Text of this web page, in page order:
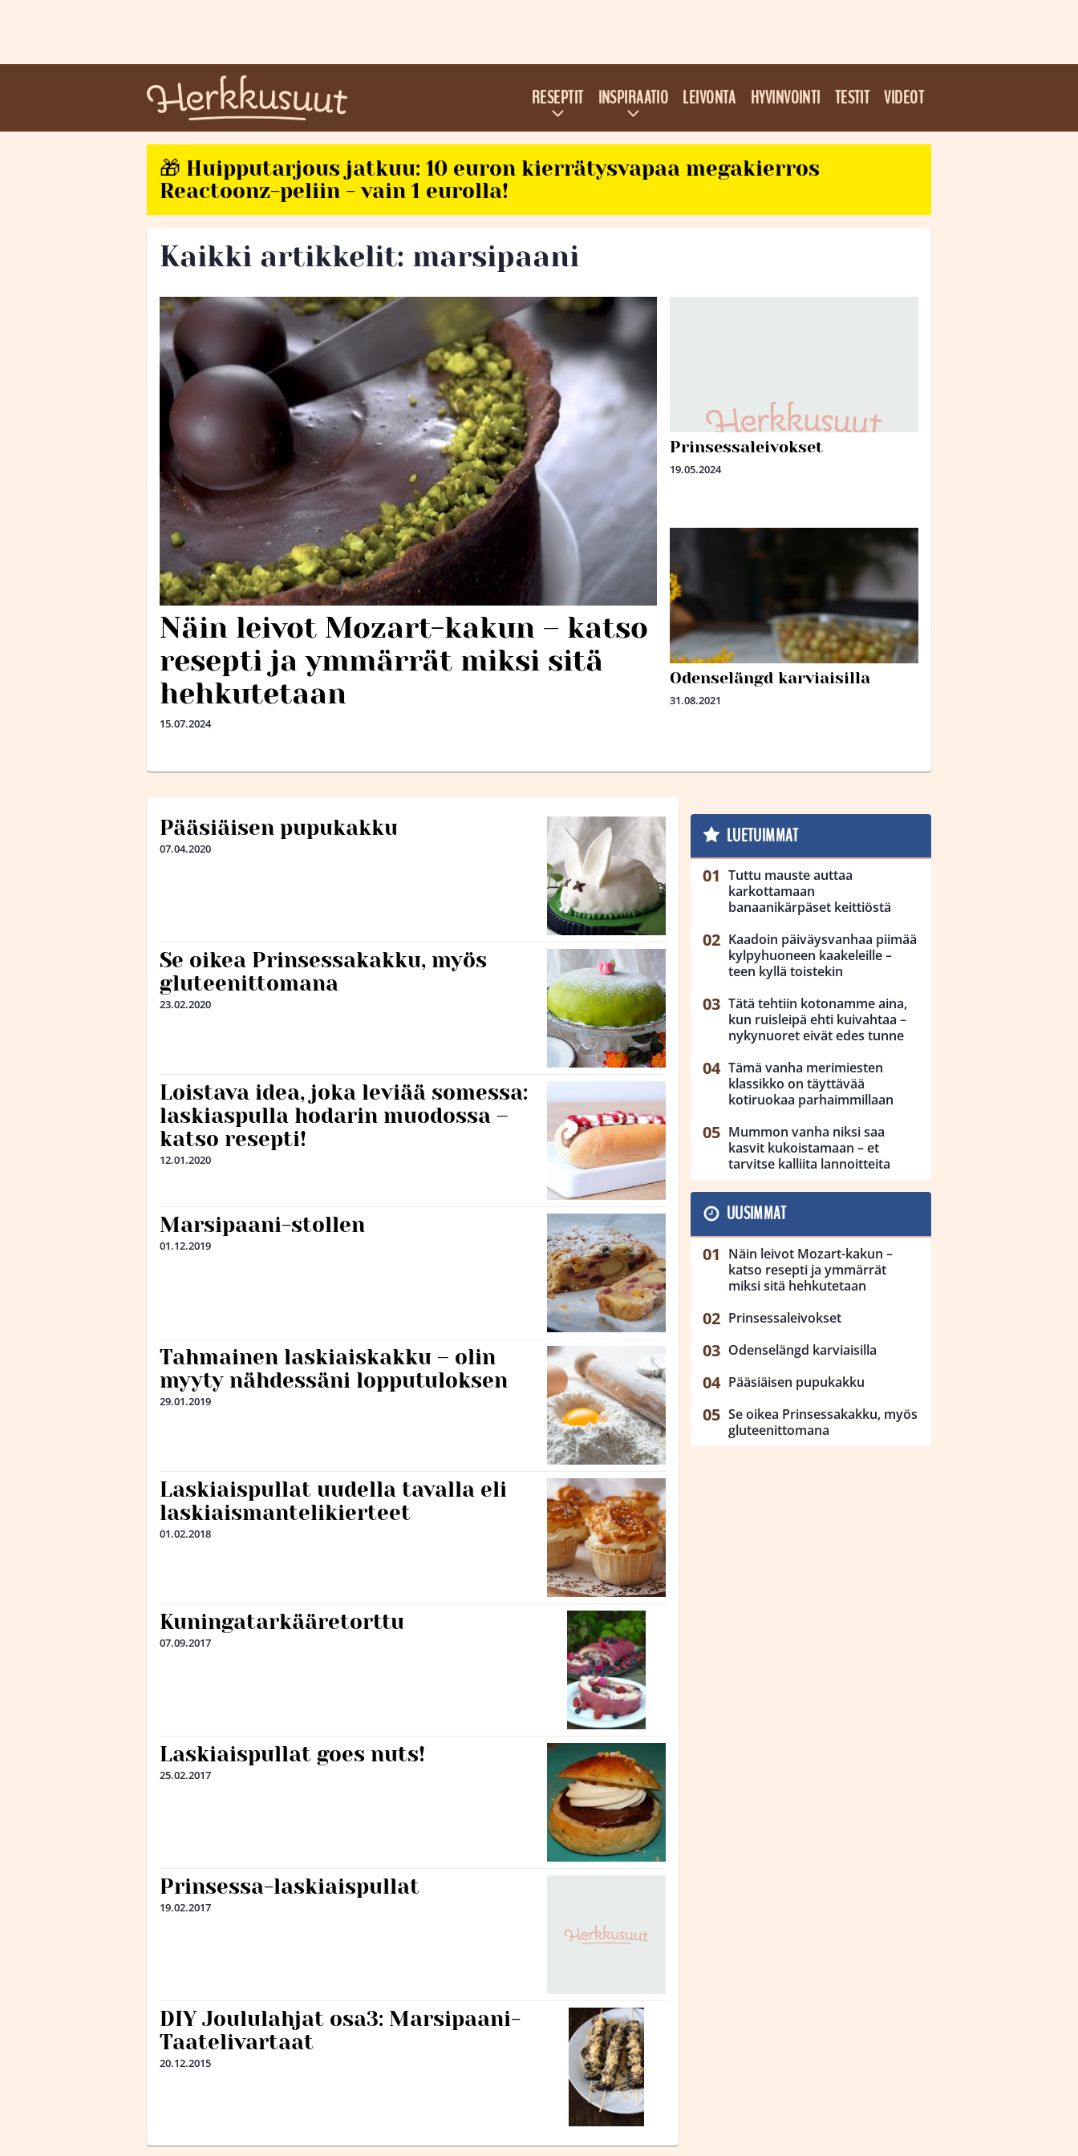
RESEPTIT INSPIRAATIO LEIVONTA HYVINVOINTI TESTIT VIDEOT
🎁 Huipputarjous jatkuu: 10 euron kierrätysvapaa megakierros
Reactoonz-peliin - vain 1 eurolla!
Kaikki artikkelit: marsipaani
Näin leivot Mozart-kakun – katso
resepti ja ymmärrät miksi sitä
hehkutetaan
15.07.2024
Prinsessaleivokset
19.05.2024
Odenselängd karviaisilla
31.08.2021
Pääsiäisen pupukakku
07.04.2020
Se oikea Prinsessakakku, myös
gluteenittomana
23.02.2020
Loistava idea, joka leviää somessa:
laskiaspulla hodarin muodossa –
katso resepti!
12.01.2020
Marsipaani-stollen
01.12.2019
Tahmainen laskiaiskakku – olin
myyty nähdessäni lopputuloksen
29.01.2019
Laskiaispullat uudella tavalla eli
laskiaismantelikierteet
01.02.2018
Kuningatarkääretorttu
07.09.2017
Laskiaispullat goes nuts!
25.02.2017
Prinsessa-laskiaispullat
19.02.2017
DIY Joululahjat osa3: Marsipaani-
Taatelivartaat
20.12.2015
LUETUIMMAT
Tuttu mauste auttaa
karkottamaan
banaanikärpäset keittiöstä
Kaadoin päiväysvanhaa piimää
kylpyhuoneen kaakeleille –
teen kyllä toistekin
Tätä tehtiin kotonamme aina,
kun ruisleipä ehti kuivahtaa –
nykynuoret eivät edes tunne
Tämä vanha merimiesten
klassikko on täyttävää
kotiruokaa parhaimmillaan
Mummon vanha niksi saa
kasvit kukoistamaan – et
tarvitse kalliita lannoitteita
UUSIMMAT
Näin leivot Mozart-kakun –
katso resepti ja ymmärrät
miksi sitä hehkutetaan
Prinsessaleivokset
Odenselängd karviaisilla
Pääsiäisen pupukakku
Se oikea Prinsessakakku, myös
gluteenittomana